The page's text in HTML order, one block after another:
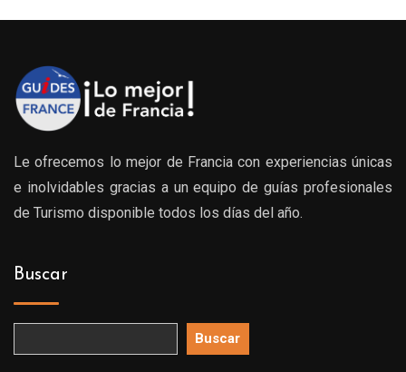
199.00€
Le ofrecemos lo mejor de Francia con experiencias únicas
e inolvidables gracias a un equipo de guías profesionales
de Turismo disponible todos los días del año.
Buscar
Buscar